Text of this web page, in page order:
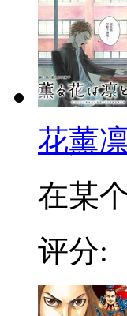
花薰
在某
评分: